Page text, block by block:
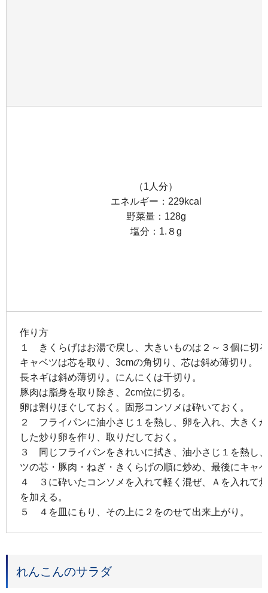
（1人分）
エネルギー：229kcal
野菜量：128g
塩分：1.８g
作り方
１ きくらげはお湯で戻し、大きいものは２～３個に切
キャベツは芯を取り、3cmの角切り、芯は斜め薄切り。
長ネギは斜め薄切り。にんにくは千切り。
豚肉は脂身を取り除き、2cm位に切る。
卵は割りほぐしておく。固形コンソメは砕いておく。
２ フライパンに油小さじ１を熱し、卵を入れ、大きく
した炒り卵を作り、取りだしておく。
３ 同じフライパンをきれいに拭き、油小さじ１を熱し
ツの芯・豚肉・ねぎ・きくらげの順に炒め、最後にキャ
４ ３に砕いたコンソメを入れて軽く混ぜ、Ａを入れて
を加える。
５ ４を皿にもり、その上に２をのせて出来上がり。
れんこんのサラダ